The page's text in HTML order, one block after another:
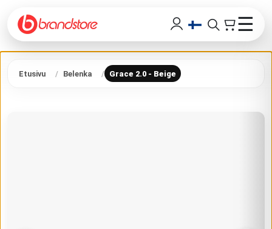
☰
Etusivu Belenka Grace 2.0 - Beige